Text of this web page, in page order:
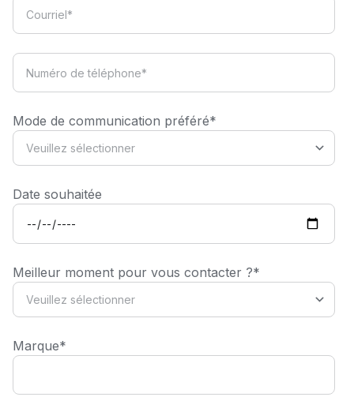
Mode de communication préféré*
Date souhaitée
Meilleur moment pour vous contacter ?*
Marque*